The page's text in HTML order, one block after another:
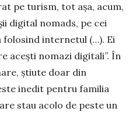
pe turism, tot așa, acum,
digital nomads, pe cei
folosind internetul (…). Ei
aceşti nomazi di­gitali”. În
şti­ute doar din
inedit pentru familia
stau acolo de peste un